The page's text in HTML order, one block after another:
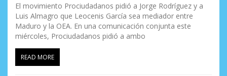
El movimiento Prociudadanos pidió a Jorge Rodríguez y a
Luis Almagro que Leocenis García sea mediador entre
Maduro y la OEA. En una comunicación conjunta este
miércoles, Prociudadanos pidió a ambo
READ MORE